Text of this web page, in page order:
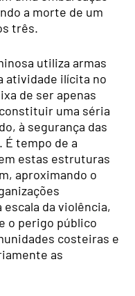
a morte de um
três.
utiliza armas
atividade ilícita no
de ser apenas
uma séria
à segurança das
É tempo de a
estas estruturas
aproximando o
da violência,
o perigo público
costeiras e
as